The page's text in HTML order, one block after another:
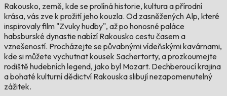
Rakousko, země, kde se prolíná historie, kultura a přírodní
krása, vás zve k prožití jeho kouzla. Od zasněžených Alp, které
inspirovaly film "Zvuky hudby", až po honosné paláce
habsburské dynastie nabízí Rakousko cestu časem a
vznešeností. Procházejte se půvabnými vídeňskými kavárnami,
kde si můžete vychutnat kousek Sachertorty, a prozkoumejte
rodiště hudebních legend, jako byl Mozart. Dechberoucí krajina
a bohaté kulturní dědictví Rakouska slibují nezapomenutelný
zážitek.